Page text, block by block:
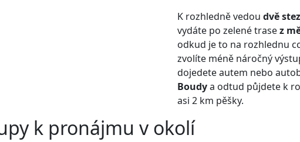
K rozhledně vedou dvě
vydáte po zelené trasez
odkud je to na rozhlednu
zvolíte méně náročný
dojedete autem nebo
Boudya odtud půjdete k
asi 2 km pěšky.
k pronájmu v okolí